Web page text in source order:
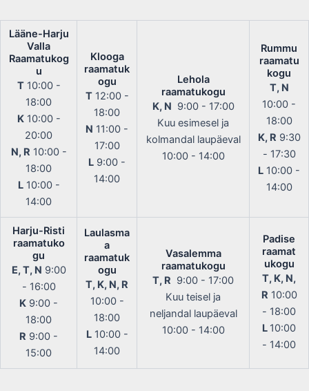
Lääne-Harju
Valla
Raamatukog
u
T10:00 -
18:00
K10:00 -
20:00
N, R 10:00 -
18:00
L10:00 -
14:00
Klooga
raamatuk
ogu
T12:00 -
18:00
N 11:00 -
17:00
L 9:00 -
14:00
Lehola
raamatukogu
K, N 9:00 - 17:00
Kuu esimesel ja
kolmandal laupäeval
10:00 - 14:00
Rummu
raamatu
kogu
T, N
10:00 -
18:00
K, R 9:30
- 17:30
L 10:00 -
14:00
Harju-Risti
raamatuko
gu
E, T, N 9:00
- 16:00
K 9:00 -
18:00
R 9:00 -
15:00
Laulasma
a
raamatuk
ogu
T, K, N, R
10:00 -
18:00
L10:00 -
14:00
Vasalemma
raamatukogu
T, R 9:00 - 17:00
Kuu teisel ja
neljandal laupäeval
10:00 - 14:00
Padise
raamat
ukogu
T, K, N,
R 10:00
- 18:00
L 10:00
- 14:00